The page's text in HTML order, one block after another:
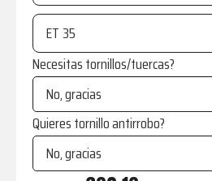
ET
Necesitas tornillos/tuercas?
Quieres tornillo antirrobo?